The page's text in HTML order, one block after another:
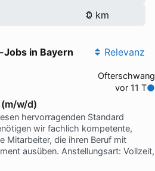
in Bayern Relevanz
Ofterschwang
vor 11 T
(m/w/d)
hervorragenden Standard
wir fachlich kompetente,
Mitarbeiter, die ihren Beruf mit
ausüben. Anstellungsart: Vollzeit,